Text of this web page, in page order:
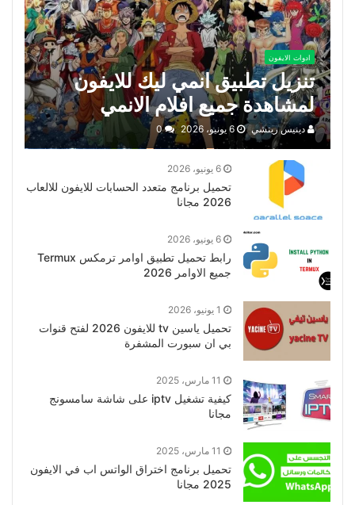
ادوات الايفون
تنزيل تطبيق انمي ليك للايفون
لمشاهدة جميع افلام الانمي
دينيس ريتشي 6 يونيو، 2026 0
6 يونيو، 2026
تحميل برنامج متعدد الحسابات للايفون للالعاب
2026 مجانا
6 يونيو، 2026
رابط تحميل تطبيق اوامر ترمكس Termux
جميع الاوامر 2026
1 يونيو، 2026
تحميل ياسين tv للايفون 2026 لفتح قنوات
بي ان سبورت المشفرة
11 مارس، 2025
كيفية تشغيل iptv على شاشة سامسونج
مجانا
11 مارس، 2025
تحميل برنامج اختراق الواتس اب في الايفون
2025 مجانا